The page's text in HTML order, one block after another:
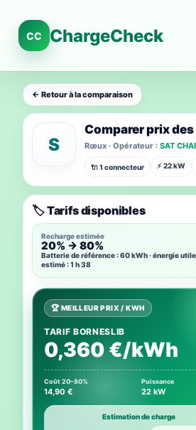
CC ChargeCheck
← Retour à la comparaison
S
Comparer prix des
Rœux · Opérateur : SAT
🔌 1 connecteur ⚡ 22 kW
🏷️ Tarifs disponibles
Recharge estimée
20% → 80%
Batterie de référence : 60 kWh · énergie
estimé : 1 h 38
🏆 MEILLEUR PRIX / KWH
TARIF BORNESLIB
0,360 €/kWh
Coût 20–80%
14,90 €
Puissance
22 kW
Estimation de charge